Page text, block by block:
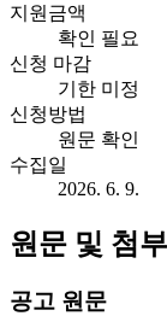
지원금액
확인 필요
신청 마감
기한 미정
신청방법
원문 확인
수집일
2026. 6. 9.
원문 및 첨
공고 원문